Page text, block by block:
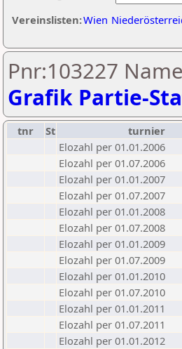
Vereinslisten:Wien
Pnr:103227
Grafik Partie-
tnr St turnier
Elozahl per 01.01.2006
Elozahl per 01.07.2006
Elozahl per 01.01.2007
Elozahl per 01.07.2007
Elozahl per 01.01.2008
Elozahl per 01.07.2008
Elozahl per 01.01.2009
Elozahl per 01.07.2009
Elozahl per 01.01.2010
Elozahl per 01.07.2010
Elozahl per 01.01.2011
Elozahl per 01.07.2011
Elozahl per 01.01.2012